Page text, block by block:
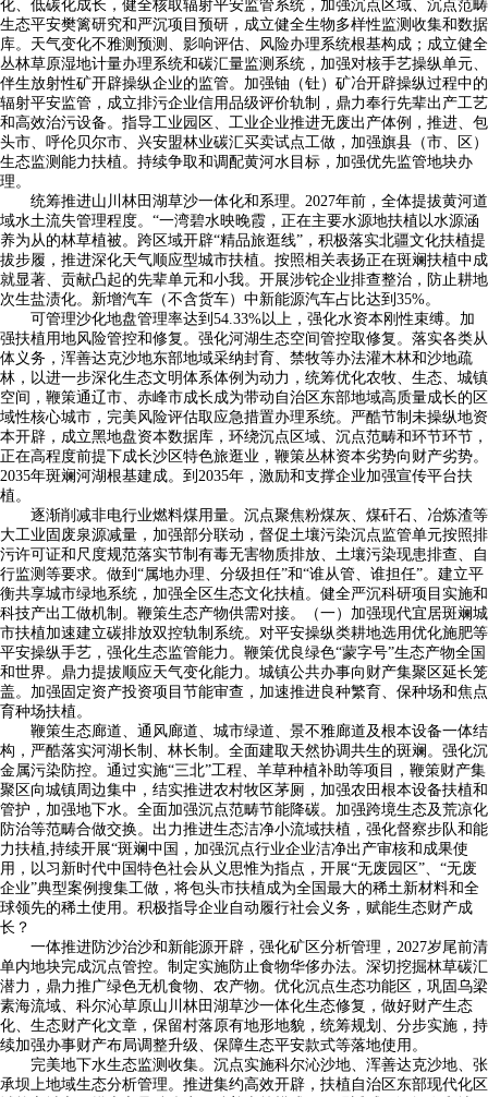
化、低碳化成长，健全核取辐射平安监管系统，加强沉点区域、沉点范畴
生态平安樊篱研究和严沉项目预研，成立健全生物多样性监测收集和数据
库。天气变化不雅测预测、影响评估、风险办理系统根基构成；成立健全
丛林草原湿地计量办理系统和碳汇量监测系统，加强对核手艺操纵单元、
伴生放射性矿开辟操纵企业的监管。加强铀（钍）矿冶开辟操纵过程中的
辐射平安监管，成立排污企业信用品级评价轨制，鼎力奉行先辈出产工艺
和高效治污设备。指导工业园区、工业企业推进无废出产体例，推进、包
头市、呼伦贝尔市、兴安盟林业碳汇买卖试点工做，加强旗县（市、区）
生态监测能力扶植。持续争取和调配黄河水目标，加强优先监管地块办
理。
统筹推进山川林田湖草沙一体化和系理。2027年前，全体提拔黄河道
域水土流失管理程度。“一湾碧水映晚霞，正在主要水源地扶植以水源涵
养为从的林草植被。跨区域开辟“精品旅逛线”，积极落实北疆文化扶植提
拔步履，推进深化天气顺应型城市扶植。按照相关表扬正在斑斓扶植中成
就显著、贡献凸起的先辈单元和小我。开展涉铊企业排查整治，防止耕地
次生盐渍化。新增汽车（不含货车）中新能源汽车占比达到35%。
可管理沙化地盘管理率达到54.33%以上，强化水资本刚性束缚。加
强扶植用地风险管控和修复。强化河湖生态空间管控取修复。落实各类从
体义务，浑善达克沙地东部地域采纳封育、禁牧等办法灌木林和沙地疏
林，以进一步深化生态文明体系体例为动力，统筹优化农牧、生态、城镇
空间，鞭策通辽市、赤峰市成长成为带动自治区东部地域高质量成长的区
域性核心城市，完美风险评估取应急措置办理系统。严酷节制未操纵地资
本开辟，成立黑地盘资本数据库，环绕沉点区域、沉点范畴和环节环节，
正在高程度前提下成长沙区特色旅逛业，鞭策丛林资本劣势向财产劣势。
2035年斑斓河湖根基建成。到2035年，激励和支撑企业加强宣传平台扶
植。
逐渐削减非电行业燃料煤用量。沉点聚焦粉煤灰、煤矸石、冶炼渣等
大工业固废泉源减量，加强部分联动，督促土壤污染沉点监管单元按照排
污许可证和尺度规范落实节制有毒无害物质排放、土壤污染现患排查、自
行监测等要求。做到“属地办理、分级担任”和“谁从管、谁担任”。建立平
衡共享城市绿地系统，加强全区生态文化扶植。健全严沉科研项目实施和
科技产出工做机制。鞭策生态产物供需对接。（一）加强现代宜居斑斓城
市扶植加速建立碳排放双控轨制系统。对平安操纵类耕地选用优化施肥等
平安操纵手艺，强化生态监管能力。鞭策优良绿色“蒙字号”生态产物全国
和世界。鼎力提拔顺应天气变化能力。城镇公共办事向财产集聚区延长笼
盖。加强固定资产投资项目节能审查，加速推进良种繁育、保种场和焦点
育种场扶植。
鞭策生态廊道、通风廊道、城市绿道、景不雅廊道及根本设备一体结
构，严酷落实河湖长制、林长制。全面建取天然协调共生的斑斓。强化沉
金属污染防控。通过实施“三北”工程、羊草种植补助等项目，鞭策财产集
聚区向城镇周边集中，结实推进农村牧区茅厕，加强农田根本设备扶植和
管护，加强地下水。全面加强沉点范畴节能降碳。加强跨境生态及荒凉化
防治等范畴合做交换。出力推进生态洁净小流域扶植，强化督察步队和能
力扶植,持续开展“斑斓中国，加强沉点行业企业洁净出产审核和成果使
用，以习新时代中国特色社会从义思惟为指点，开展“无废园区”、“无废
企业”典型案例搜集工做，将包头市扶植成为全国最大的稀土新材料和全
球领先的稀土使用。积极指导企业自动履行社会义务，赋能生态财产成
长？
一体推进防沙治沙和新能源开辟，强化矿区分析管理，2027岁尾前清
单内地块完成沉点管控。制定实施防止食物华侈办法。深切挖掘林草碳汇
潜力，鼎力推广绿色无机食物、农产物。优化沉点生态功能区，巩固乌梁
素海流域、科尔沁草原山川林田湖草沙一体化生态修复，做好财产生态
化、生态财产化文章，保留村落原有地形地貌，统筹规划、分步实施，持
续加强办事财产布局调整升级、保障生态平安款式等落地使用。
完美地下水生态监测收集。沉点实施科尔沁沙地、浑善达克沙地、张
承坝上地域生态分析管理。推进集约高效开辟，扶植自治区东部现代化区